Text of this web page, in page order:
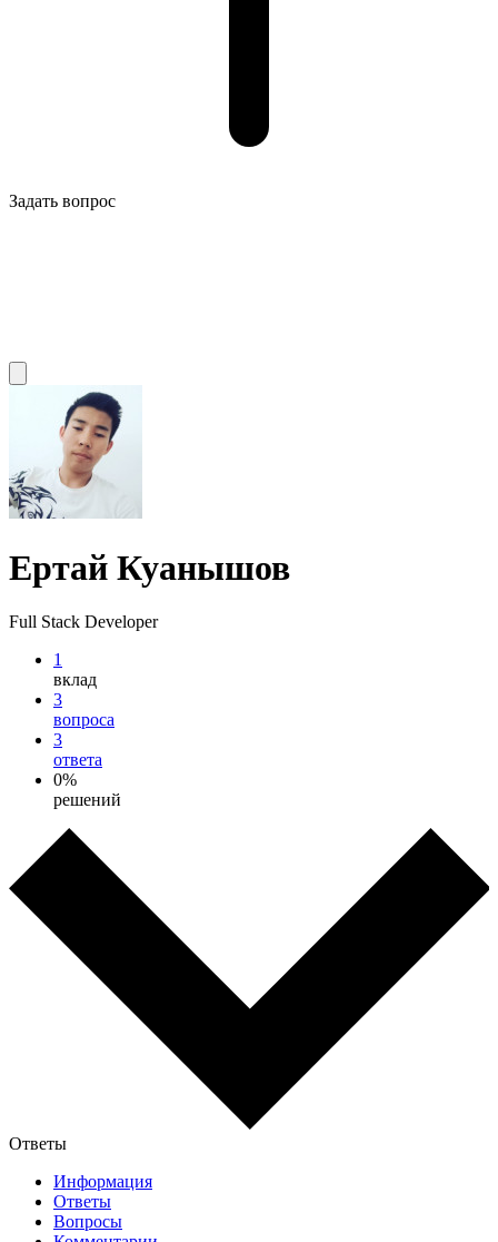
Задать вопрос
Ертай Куанышов
Full Stack Developer
1
вклад
3
вопроса
3
ответа
0%
решений
Ответы
Информация
Ответы
Вопросы